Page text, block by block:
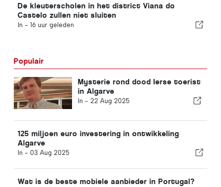
De kleuterscholen in het district Viana do
Castelo zullen niet sluiten
In - 16 uur geleden
Populair
Mysterie rond dood Ierse toerist
in Algarve
In - 22 Aug 2025
125 miljoen euro investering in ontwikkeling
Algarve
In - 03 Aug 2025
Wat is de beste mobiele aanbieder in Portugal?